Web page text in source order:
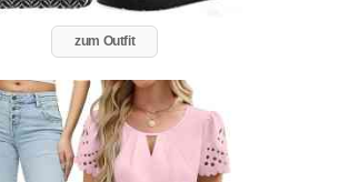
zum Outfit